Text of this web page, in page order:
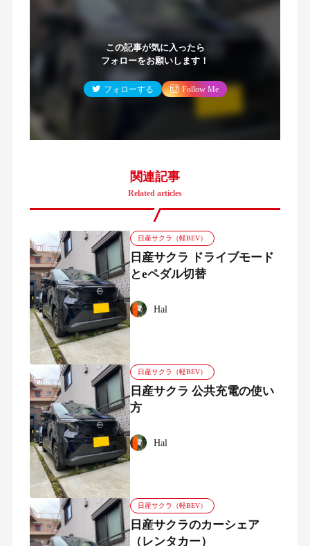
この記事が気に入ったら
フォローをお願いします！
フォローする Follow Me
関連記事
Related articles
日産サクラ（軽BEV）
日産サクラ ドライブモード
とeペダル切替
Hal
日産サクラ（軽BEV）
日産サクラ 公共充電の使い
方
Hal
日産サクラ（軽BEV）
日産サクラのカーシェア
（レンタカー）